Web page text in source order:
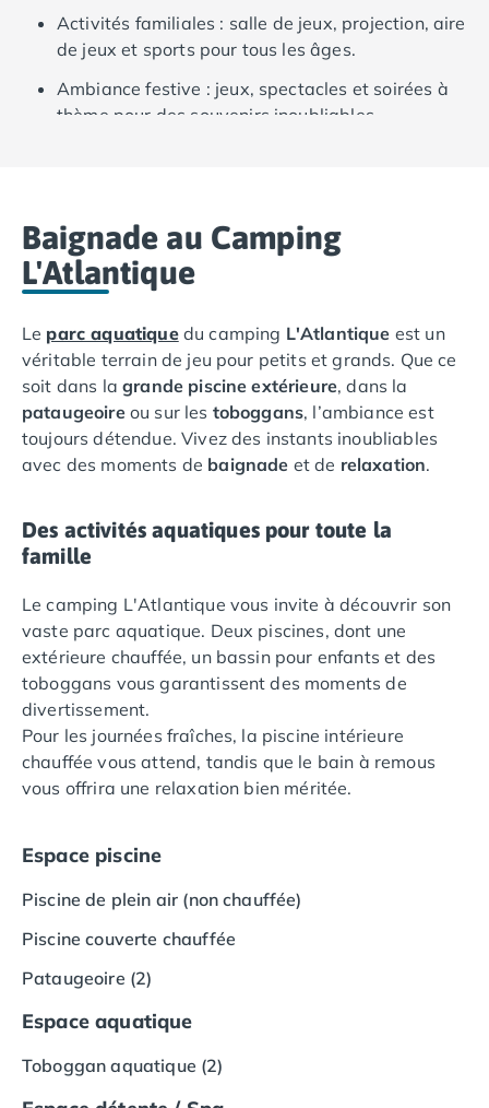
Camping Penestin
Camping Quiberon
Camping Sarzeau
Camping Vannes
Camping Champagne-Ardenne
Camping Bonifacio
Camping Porto Vecchio
Camping Haute-Corse
Camping Saint-Florent
Camping Franche-Comté
Camping Doubs
Camping Jura
Camping Clairvaux-les-Lacs
Camping Haute-Normandie
Camping Essonne
Camping Seine-et-Marne
Camping Val-de-Marne
Camping Languedoc-Roussillon
Camping Aude
Camping Gruissan
Camping Narbonne-Plage
Camping Sigean
Camping Gard
Camping Aigues-Mortes
Camping Nîmes
Camping Agde
Camping Béziers
Camping Marseillan-Plage
Camping Montpellier
Camping Palavas-les-Flots
Camping Sète
Activités familiales : salle de jeux, projection, aire
de jeux et sports pour tous les âges.
Ambiance festive : jeux, spectacles et soirées à
thème pour des souvenirs inoubliables.
Baignade au Camping
L'Atlantique
Le parc aquatiquedu camping L'Atlantique est un
véritable terrain de jeu pour petits et grands. Que ce
soit dans lagrande piscine extérieure, dans la
pataugeoireou sur les toboggans, l’ambiance est
toujours détendue. Vivez des instants inoubliables
avec des moments de baignade et de relaxation.
Des activités aquatiques pour toute la
famille
Le camping L'Atlantique vous invite à découvrir son
vaste parc aquatique. Deux piscines, dont une
extérieure chauffée, un bassin pour enfants et des
toboggans vous garantissent des moments de
divertissement.
Pour les journées fraîches, la piscine intérieure
chauffée vous attend, tandis que le bain à remous
vous offrira une relaxation bien méritée.
Espace piscine
Piscine de plein air (non chauffée)
Piscine couverte chauffée
Pataugeoire (2)
Espace aquatique
Toboggan aquatique (2)